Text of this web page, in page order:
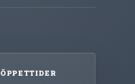
ÖPPETTIDER